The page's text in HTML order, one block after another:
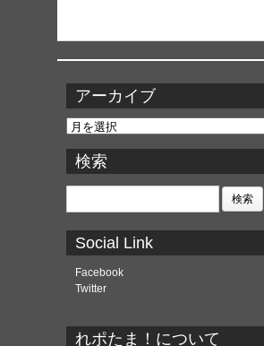
アーカイブ
ア
カ
イ
ブ
検索
検
Social Link
Facebook
Twitter
れポたま！について